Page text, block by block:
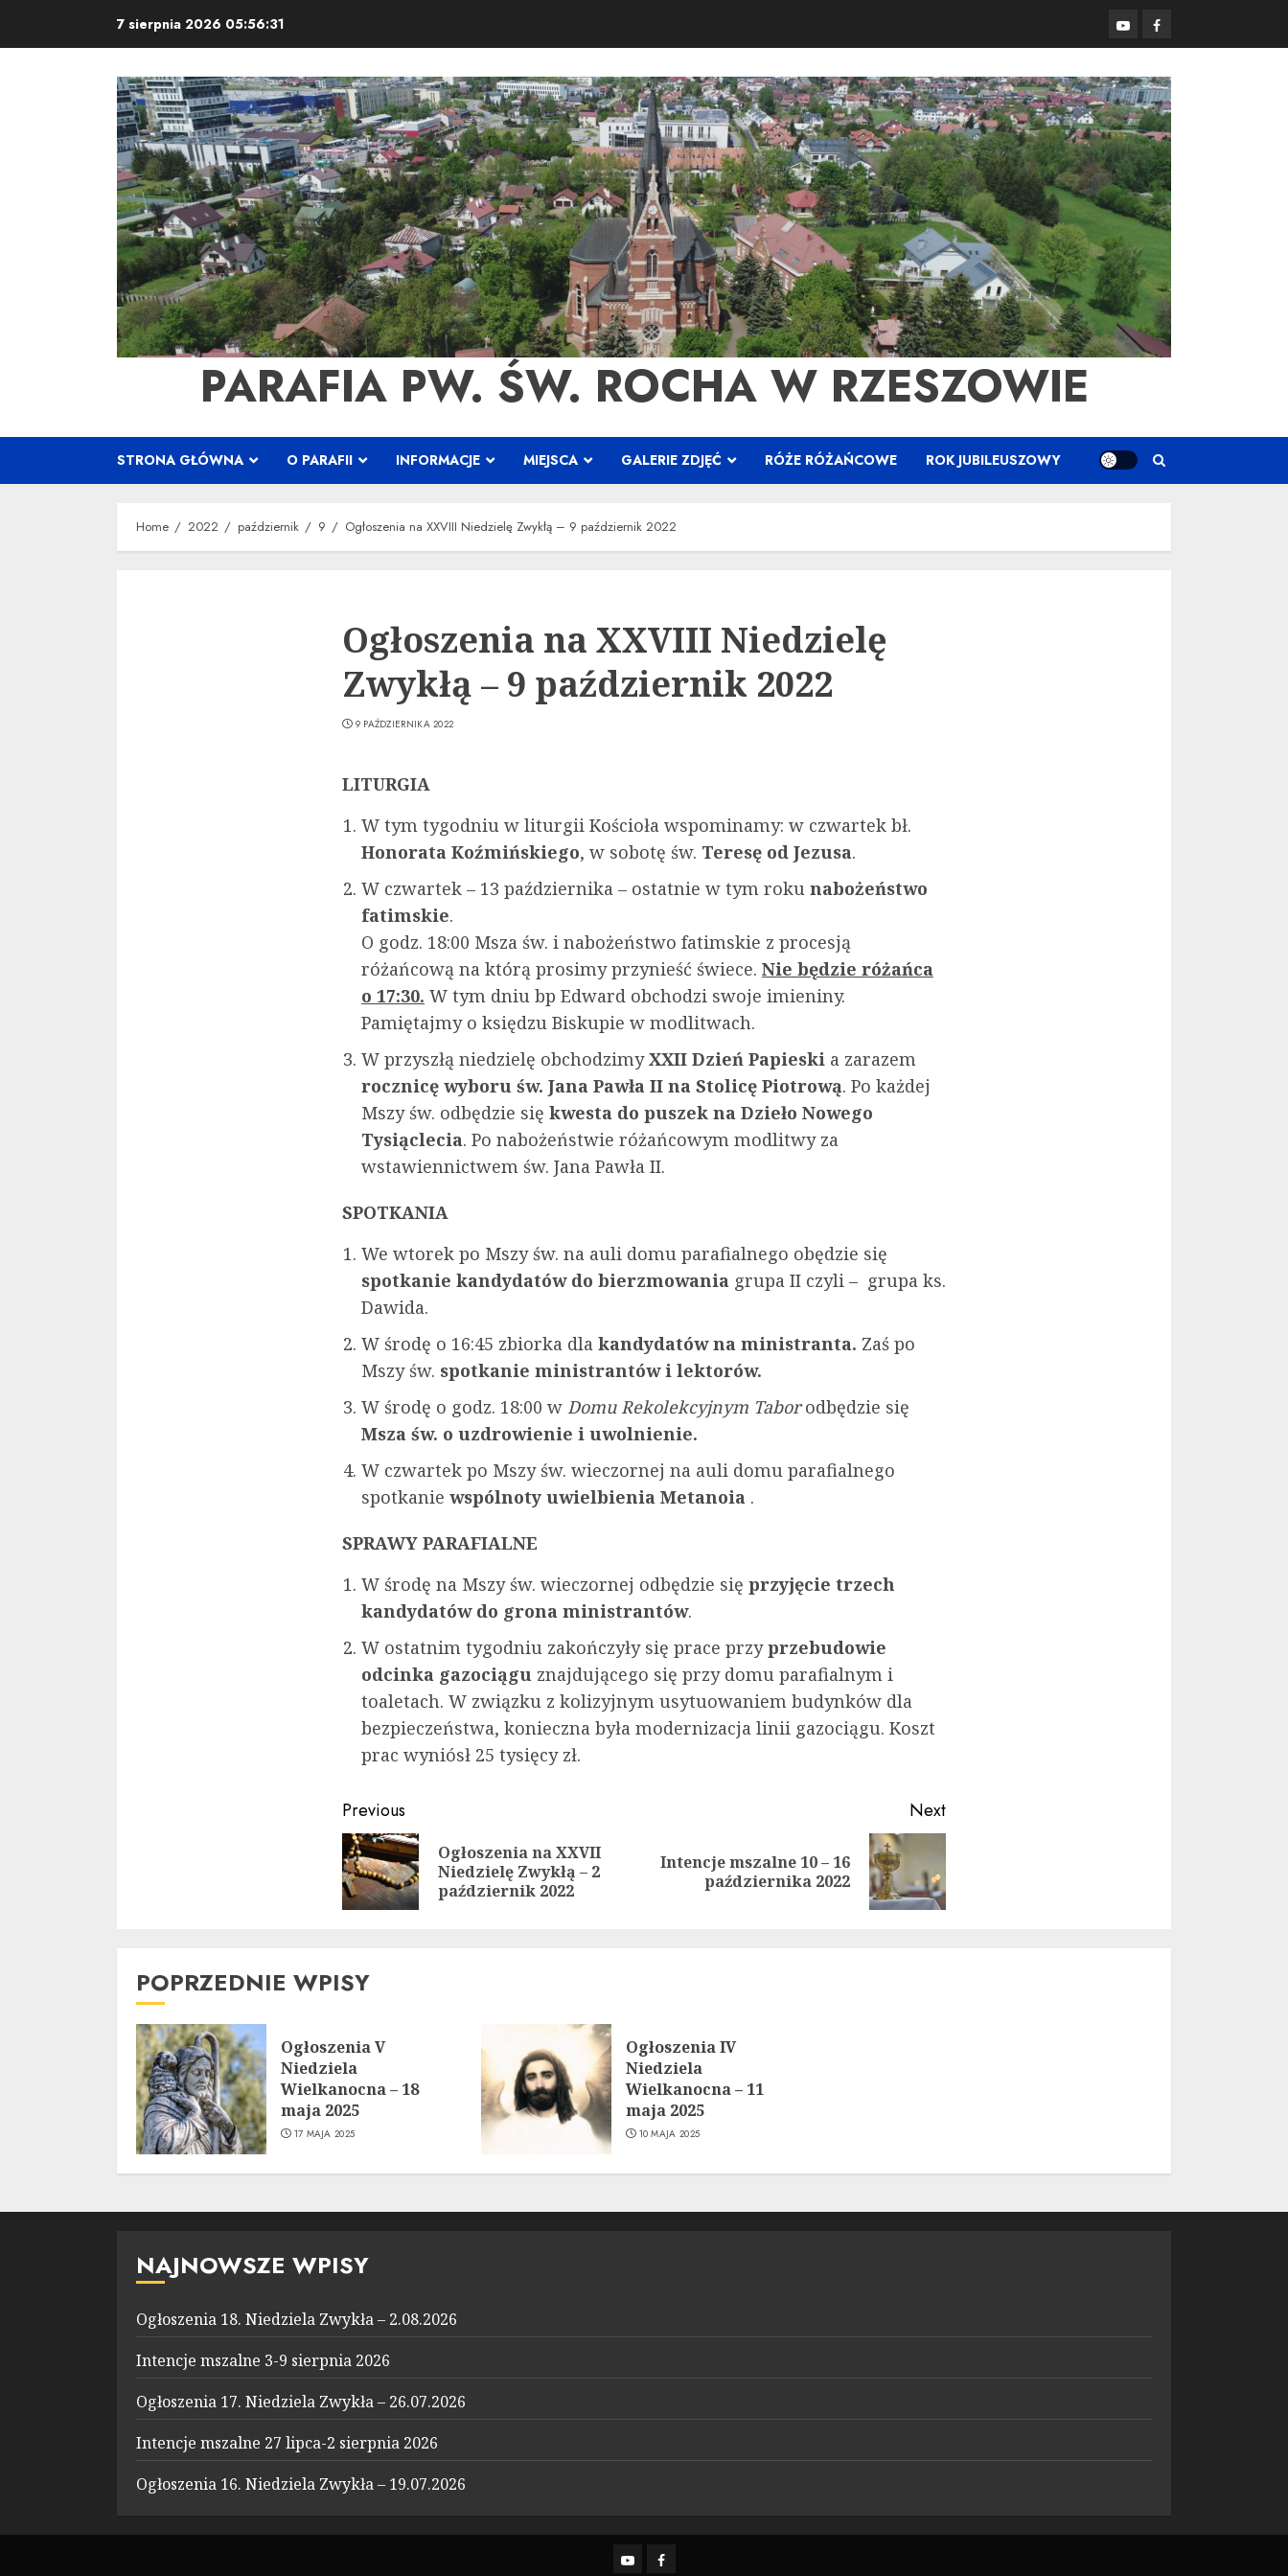
7 sierpnia 2026 05:56:31 YouTubeFacebook
PARAFIA PW. ŚW. ROCHA W RZESZOWIE
STRONA GŁÓWNA O PARAFII INFORMACJE MIEJSCA GALERIE ZDJĘĆ RÓŻE RÓŻAŃCOWE ROK JUBILEUSZOWY
Home 2022 październik 9 Ogłoszenia na XXVIII Niedzielę Zwykłą – 9 październik 2022
Ogłoszenia na XXVIII Niedzielę
Zwykłą – 9 październik 2022
9 PAŹDZIERNIKA 2022
LITURGIA
W tym tygodniu w liturgii Kościoła wspominamy: w czwartek bł.
Honorata Koźmińskiego, w sobotę św. Teresę od Jezusa.
W czwartek – 13 października – ostatnie w tym roku nabożeństwo
fatimskie.
O godz. 18:00 Msza św. i nabożeństwo fatimskie z procesją
różańcową na którą prosimy przynieść świece. Nie będzie różańca
o 17:30. W tym dniu bp Edward obchodzi swoje imieniny.
Pamiętajmy o księdzu Biskupie w modlitwach.
W przyszłą niedzielę obchodzimyXXII Dzień Papieski a zarazem
rocznicę wyboru św. Jana Pawła II na Stolicę Piotrową. Po każdej
Mszy św. odbędzie się kwesta do puszek na Dzieło Nowego
Tysiąclecia. Po nabożeństwie różańcowym modlitwy za
wstawiennictwem św. Jana Pawła II.
SPOTKANIA
We wtorek po Mszy św. na auli domu parafialnego obędzie się
spotkanie kandydatów do bierzmowania grupa II czyli – grupa ks.
Dawida.
W środę o 16:45 zbiorka dla kandydatów na ministranta. Zaś po
Mszy św. spotkanie ministrantów i lektorów.
W środę o godz. 18:00 w Domu Rekolekcyjnym Taborodbędzie się
Msza św. o uzdrowienie i uwolnienie.
W czwartek po Mszy św. wieczornej na auli domu parafialnego
spotkanie wspólnoty uwielbienia Metanoia .
SPRAWY PARAFIALNE
W środę na Mszy św. wieczornej odbędzie się przyjęcie trzech
kandydatów do grona ministrantów.
W ostatnim tygodniu zakończyły się prace przyprzebudowie
odcinka gazociągu znajdującego się przy domu parafialnym i
toaletach. W związku z kolizyjnym usytuowaniem budynków dla
bezpieczeństwa, konieczna była modernizacja linii gazociągu. Koszt
prac wyniósł 25 tysięcy zł.
Continue
Reading
Previous
Previous
Ogłoszenia na XXVII
Niedzielę Zwykłą – 2
październik 2022
Next
Next
Intencje mszalne 10 – 16
października 2022
POPRZEDNIE WPISY
Ogłoszenia V
Niedziela
Wielkanocna – 18
maja 2025
17 MAJA 2025
Ogłoszenia IV
Niedziela
Wielkanocna – 11
maja 2025
10 MAJA 2025
NAJNOWSZE WPISY
Ogłoszenia 18. Niedziela Zwykła – 2.08.2026
Intencje mszalne 3-9 sierpnia 2026
Ogłoszenia 17. Niedziela Zwykła – 26.07.2026
Intencje mszalne 27 lipca-2 sierpnia 2026
Ogłoszenia 16. Niedziela Zwykła – 19.07.2026
YouTubeFacebook